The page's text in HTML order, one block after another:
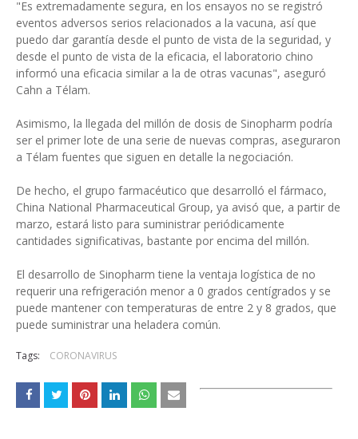
"Es extremadamente segura, en los ensayos no se registró
eventos adversos serios relacionados a la vacuna, así que
puedo dar garantía desde el punto de vista de la seguridad, y
desde el punto de vista de la eficacia, el laboratorio chino
informó una eficacia similar a la de otras vacunas", aseguró
Cahn a Télam.
Asimismo, la llegada del millón de dosis de Sinopharm podría
ser el primer lote de una serie de nuevas compras, aseguraron
a Télam fuentes que siguen en detalle la negociación.
De hecho, el grupo farmacéutico que desarrolló el fármaco,
China National Pharmaceutical Group, ya avisó que, a partir de
marzo, estará listo para suministrar periódicamente
cantidades significativas, bastante por encima del millón.
El desarrollo de Sinopharm tiene la ventaja logística de no
requerir una refrigeración menor a 0 grados centígrados y se
puede mantener con temperaturas de entre 2 y 8 grados, que
puede suministrar una heladera común.
Tags: CORONAVIRUS